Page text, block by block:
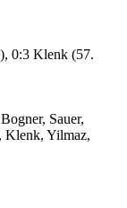
0:3 Klenk (57.
Sauer,
Klenk, Yilmaz,